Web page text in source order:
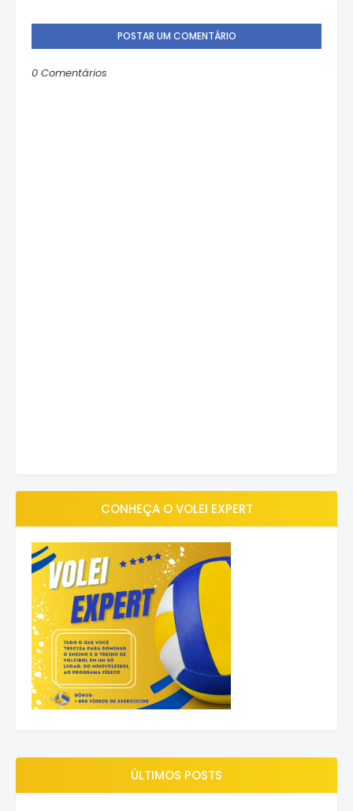
POSTAR UM COMENTÁRIO
0 Comentários
CONHEÇA O VOLEI EXPERT
ÚLTIMOS POSTS